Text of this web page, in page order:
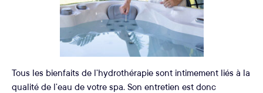
Tous les bienfaits de l’hydrothérapie sont intimement liés à la
qualité de l’eau de votre spa. Son entretien est donc